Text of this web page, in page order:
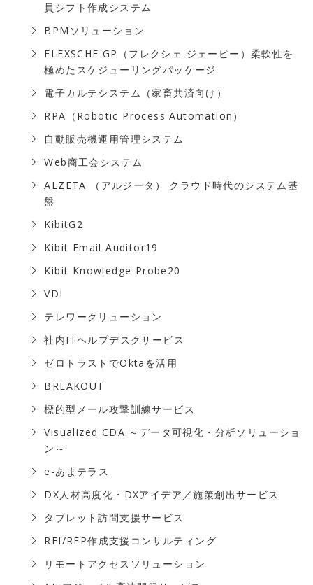
員シフト作成システム
BPMソリューション
FLEXSCHE GP（フレクシェ ジェーピー）柔軟性を
極めたスケジューリングパッケージ
電子カルテシステム（家畜共済向け）
RPA（Robotic Process Automation）
自動販売機運用管理システム
Web商工会システム
ALZETA （アルジータ） クラウド時代のシステム基
盤
KibitG2
Kibit Email Auditor19
Kibit Knowledge Probe20
VDI
テレワークリューション
社内ITヘルプデスクサービス
ゼロトラストでOktaを活用
BREAKOUT
標的型メール攻撃訓練サービス
Visualized CDA ～データ可視化・分析ソリューショ
ン～
e-あまテラス
DX人材高度化・DXアイデア／施策創出サービス
タブレット訪問支援サービス
RFI/RFP作成支援コンサルティング
リモートアクセスソリューション